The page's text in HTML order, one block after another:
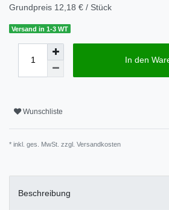
Grundpreis 12,18 € / Stück
Versand in 1-3 WT
In den
Wunschliste
* inkl. ges. MwSt. zzgl. Versandkosten
Beschreibung